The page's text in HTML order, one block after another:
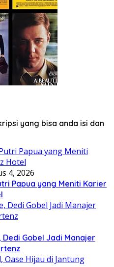
yang bisa anda isi dan
4, 2026
Papua yang Meniti Karier
Gobel Jadi Manajer